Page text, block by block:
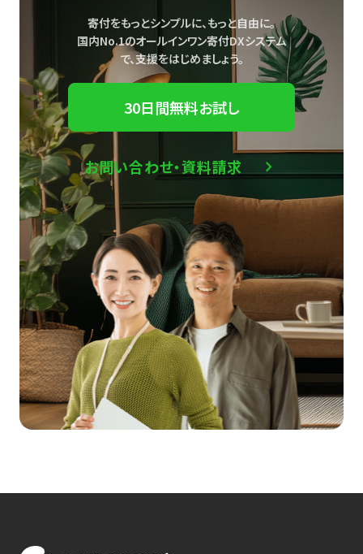
寄付をもっとシンプルに、もっと自由に。
国内No.1のオールインワン寄付DXシステム
で、支援をはじめましょう。
30日間無料お試し
お問い合わせ・資料請求